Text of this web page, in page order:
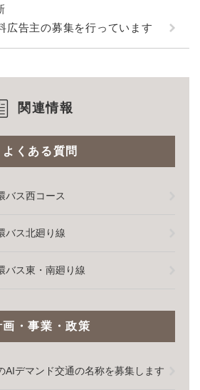
広告主の募集を行っています
関連情報
よくある質問
バス西コース
バス北廻り線
バス東・南廻り線
画・事業・政策
AIデマンド交通の名称を募集します